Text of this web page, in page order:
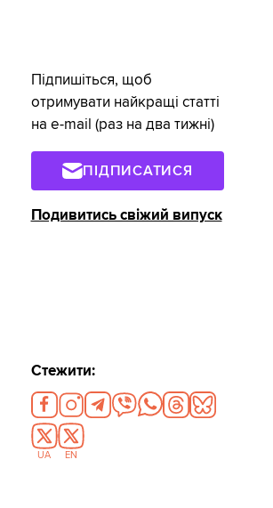
Підпишіться, щоб
отримувати найкращі статті
на e-mail (раз на два тижні)
ПІДПИСАТИСЯ
Подивитись свіжий випуск
Стежити:
UA EN